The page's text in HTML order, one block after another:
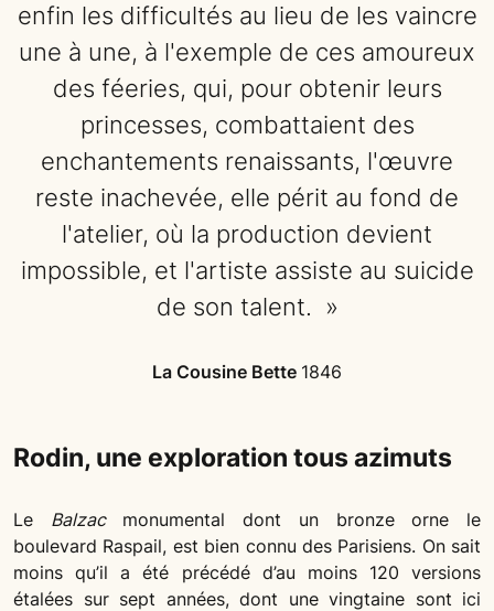
enfin les difficultés au lieu de les vaincre
une à une, à l'exemple de ces amoureux
des féeries, qui, pour obtenir leurs
princesses, combattaient des
enchantements renaissants, l'œuvre
reste inachevée, elle périt au fond de
l'atelier, où la production devient
impossible, et l'artiste assiste au suicide
de son talent. »
La Cousine Bette 1846
Rodin, une exploration tous azimuts
Le Balzacmonumental dont un bronze orne le
boulevard Raspail, est bien connu des Parisiens. On sait
moins qu’il a été précédé d’au moins 120 versions
étalées sur sept années, dont une vingtaine sont ici